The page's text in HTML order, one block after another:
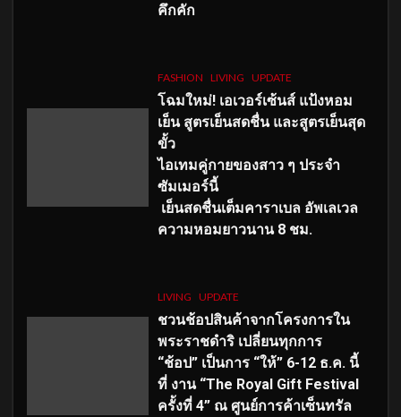
คึกคัก
FASHION LIVING UPDATE
โฉมใหม่! เอเวอร์เซ้นส์ แป้งหอม
เย็น สูตรเย็นสดชื่น และสูตรเย็นสุด
ขั้ว
ไอเทมคู่กายของสาว ๆ ประจำ
ซัมเมอร์นี้
เย็นสดชื่นเต็มคาราเบล อัพเลเวล
ความหอมยาวนาน 8 ชม.
LIVING UPDATE
ชวนช้อปสินค้าจากโครงการใน
พระราชดำริ เปลี่ยนทุกการ
“ช้อป” เป็นการ “ให้” 6-12 ธ.ค. นี้
ที่ งาน “The Royal Gift Festival
ครั้งที่ 4” ณ ศูนย์การค้าเซ็นทรัล